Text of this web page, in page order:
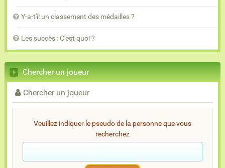
Y-a-t'il un classement des médailles ?
Les succès : C'est quoi ?
Chercher un joueur
Chercher un joueur
Veuillez indiquer le pseudo de la personne que vous
recherchez